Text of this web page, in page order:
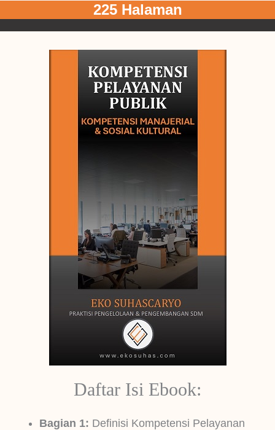
225 Halaman
Daftar Isi Ebook:
Bagian 1: Definisi Kompetensi Pelayanan